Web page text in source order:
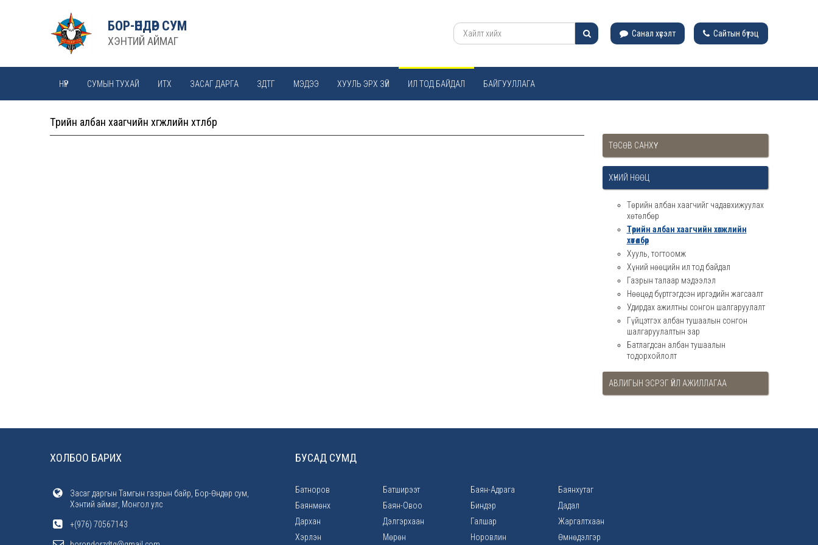
БОР-ӨНДӨР СУМ
ХЭНТИЙ АЙМАГ
Санал хүсэлт Сайтын бүтэц
НҮҮР СУМЫН ТУХАЙ ИТХ ЗАСАГ ДАРГА ЗДТГ МЭДЭЭ ХУУЛЬ ЭРХ ЗҮЙ ИЛ ТОД БАЙДАЛ БАЙГУУЛЛАГА
Төрийн албан хаагчийн хөгжлийн хөтөлбөр
ТӨСӨВ САНХҮҮ
ХҮНИЙ НӨӨЦ
Төрийн албан хаагчийг чадавхижуулах
хөтөлбөр
Төрийн албан хаагчийн хөгжлийн
хөтөлбөр
Хууль, тогтоомж
Хүний нөөцийн ил тод байдал
Газрын талаар мэдээлэл
Нөөцөд бүртгэгдсэн иргэдийн жагсаалт
Удирдах ажилтны сонгон шалгаруулалт
Гүйцэтгэх албан тушаалын сонгон
шалгаруулалтын зар
Батлагдсан албан тушаалын
тодорхойлолт
АВЛИГЫН ЭСРЭГ ҮЙЛ АЖИЛЛАГАА
ХОЛБОО БАРИХ
Засаг даргын Тамгын газрын байр, Бор-Өндөр сум,
Хэнтий аймаг, Монгол улс
+(976) 70567143
БУСАД СУМД
Батноров Батширээт Баян-Адрага
Баянхутаг
Баянмөнх
Баян-Овоо Биндэр
Дадал
Дархан
Дэлгэрхаан Галшар
Жаргалтхаан
Хэрлэн
Мөрөн Норовлин Өмнөдэлгэр